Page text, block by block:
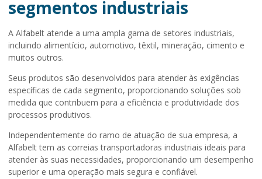
segmentos industriais
A Alfabelt atende a uma ampla gama de setores industriais,
incluindo alimentício, automotivo, têxtil, mineração, cimento e
muitos outros.
Seus produtos são desenvolvidos para atender às exigências
específicas de cada segmento, proporcionando soluções sob
medida que contribuem para a eficiência e produtividade dos
processos produtivos.
Independentemente do ramo de atuação de sua empresa, a
Alfabelt tem as correias transportadoras industriais ideais para
atender às suas necessidades, proporcionando um desempenho
superior e uma operação mais segura e confiável.